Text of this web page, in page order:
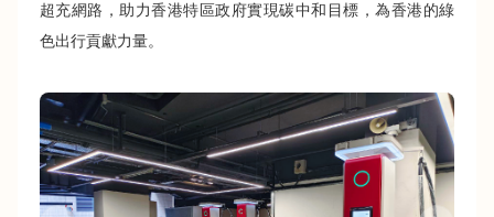
超充網路，助力香港特區政府實現碳中和目標，為香港的綠
色出行貢獻力量。